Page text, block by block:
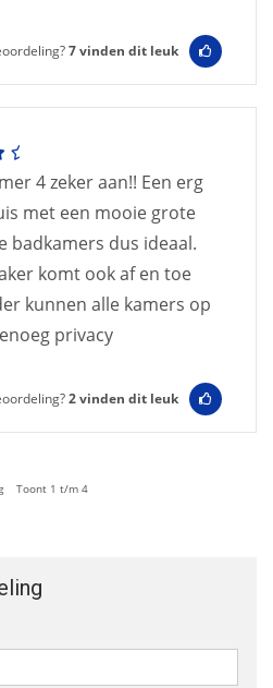
7vinden dit leuk
4 zeker aan!! Een erg
met een mooie grote
badkamers dus ideaal.
komt ook af en toe
kunnen alle kamers op
privacy
2vinden dit leuk
Toont 1 t/m 4